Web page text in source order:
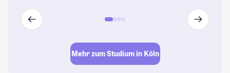
Mehr zum Studium in Köln